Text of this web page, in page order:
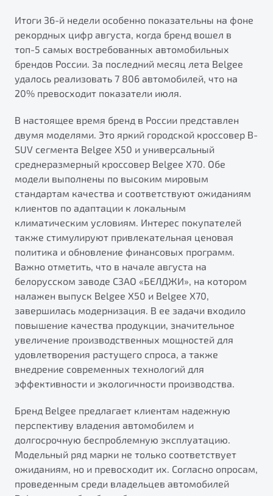
X70
Универсальный кроссовер
от 2 499 990 ₽*
Автомобили в наличии
Тест-драйв
Автокредит
Спецпредложения
Будьте еще более уверены на дорогах с программой
"Помощь на дорогах"
Преимущества программы
Запись на сервис
Калькулятор ТО
Клиентская поддержка
Итоги 36-й недели особенно показательны на фоне
рекордных цифр августа, когда бренд вошел в
топ-5 самых востребованных автомобильных
брендов России. За последний месяц лета Belgee
удалось реализовать 7 806 автомобилей, что на
20% превосходит показатели июля.
В настоящее время бренд в России представлен
двумя моделями. Это яркий городской кроссовер B-
SUV сегмента Belgee X50 и универсальный
среднеразмерный кроссовер Belgee X70. Обе
модели выполнены по высоким мировым
стандартам качества и соответствуют ожиданиям
клиентов по адаптации к локальным
климатическим условиям. Интерес покупателей
также стимулируют привлекательная ценовая
политика и обновление финансовых программ.
Важно отметить, что в начале августа на
белорусском заводе СЗАО «БЕЛДЖИ», на котором
налажен выпуск Belgee X50 и Belgee X70,
завершилась модернизация. В ее задачи входило
повышение качества продукции, значительное
увеличение производственных мощностей для
удовлетворения растущего спроса, а также
внедрение современных технологий для
эффективности и экологичности производства.
Бренд Belgee предлагает клиентам надежную
перспективу владения автомобилем и
долгосрочную беспроблемную эксплуатацию.
Модельный ряд марки не только соответствует
ожиданиям, но и превосходит их. Согласно опросам,
проведенным среди владельцев автомобилей